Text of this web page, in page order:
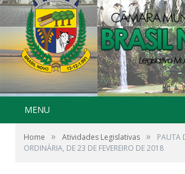
MENU
Home » Atividades Legislativas »
PAUTA
ORDINÁRIA, DE 23 DE FEVEREIRO DE 2018